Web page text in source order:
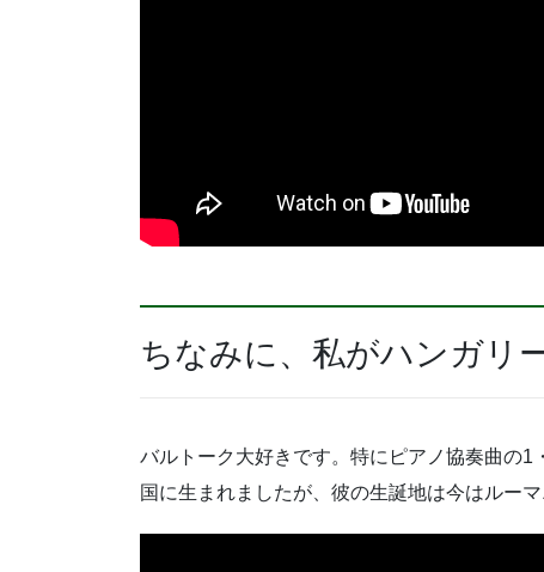
ちなみに、私がハンガリ
バルトーク大好きです。特にピアノ協奏曲の
国に生まれましたが、彼の生誕地は今はルーマ